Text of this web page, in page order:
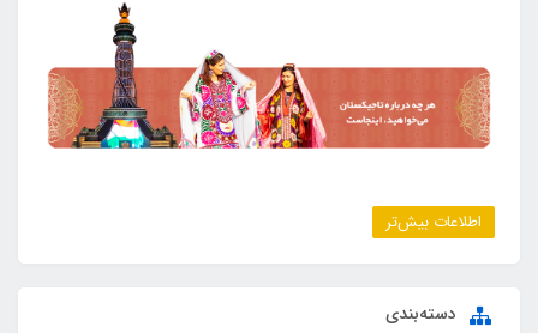
اطلاعات بیش‌تر
دسته‌بندی